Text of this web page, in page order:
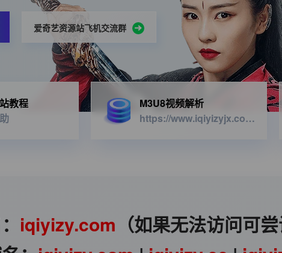
爱奇艺资源站飞机交流群
教程
M3U8视频解析
https://www.iqiyizyjx.com/?url=
iqiyizy.com （如果无法访问可